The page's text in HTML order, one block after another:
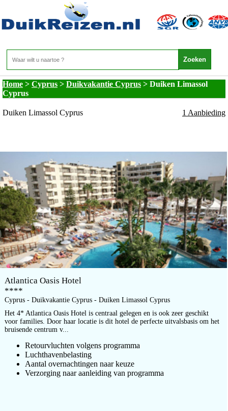
Cyprus - Duikvakantie Cyprus - Duiken Limassol
Home > Cyprus > Duikvakantie Cyprus > Duiken Limassol
Cyprus
Duiken Limassol Cyprus 1 Aanbieding
Atlantica Oasis Hotel
****
Cyprus - Duikvakantie Cyprus - Duiken Limassol Cyprus
Het 4* Atlantica Oasis Hotel is centraal gelegen en is ook zeer geschikt
voor families. Door haar locatie is dit hotel de perfecte uitvalsbasis om het
bruisende centrum v...
Retourvluchten volgens programma
Luchthavenbelasting
Aantal overnachtingen naar keuze
Verzorging naar aanleiding van programma